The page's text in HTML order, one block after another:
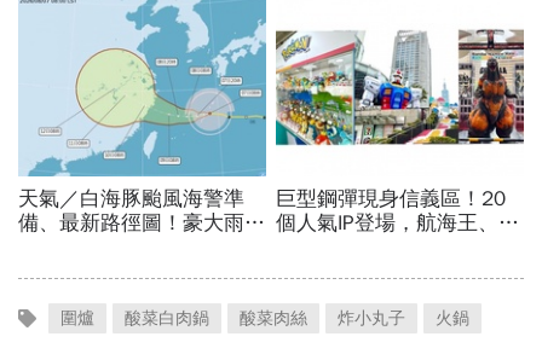
圍爐 酸菜白肉鍋 酸菜肉絲 炸小丸子 火鍋